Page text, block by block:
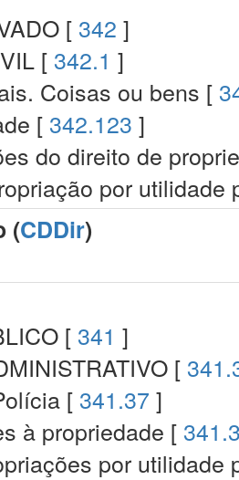
[ 342 ]
[ 342.1 ]
Coisas ou bens [
[ 342.123 ]
do direito de
por
(CDDir)
[ 341 ]
[
[ 341.37 ]
à propriedade [
por utilidade